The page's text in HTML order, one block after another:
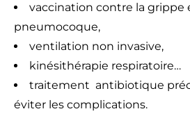
vaccination contre la grippe
pneumocoque,
ventilation non invasive,
kinésithérapie respiratoire…
traitement antibiotique
éviter les complications.